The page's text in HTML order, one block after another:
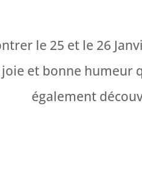
le 25 et le 26
joie et bonne
également